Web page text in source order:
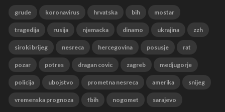
grude koronavirus hrvatska bih mostar
tragedija rusija njemacka dinamo ukrajina zzh
siroki brijeg nesreca hercegovina posusje rat
pozar potres dragan covic zagreb medjugorje
policija ubojstvo prometna nesreca amerika snijeg
vremenska prognoza fbih nogomet sarajevo